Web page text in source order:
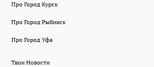
Про Город Курск
Про Город Рыбинск
Про Город Уфа
Твои Новости